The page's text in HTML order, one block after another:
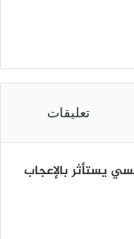
تعليقات
يستأثر بالإعجاب